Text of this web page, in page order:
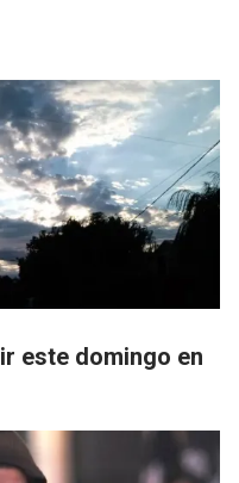
este domingo en